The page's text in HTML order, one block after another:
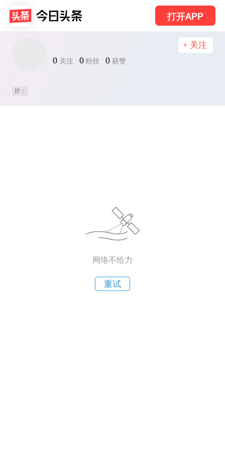
打开APP
0 关注 0 粉丝 0 获赞
+ 关注
IP：
网络不给力
重试